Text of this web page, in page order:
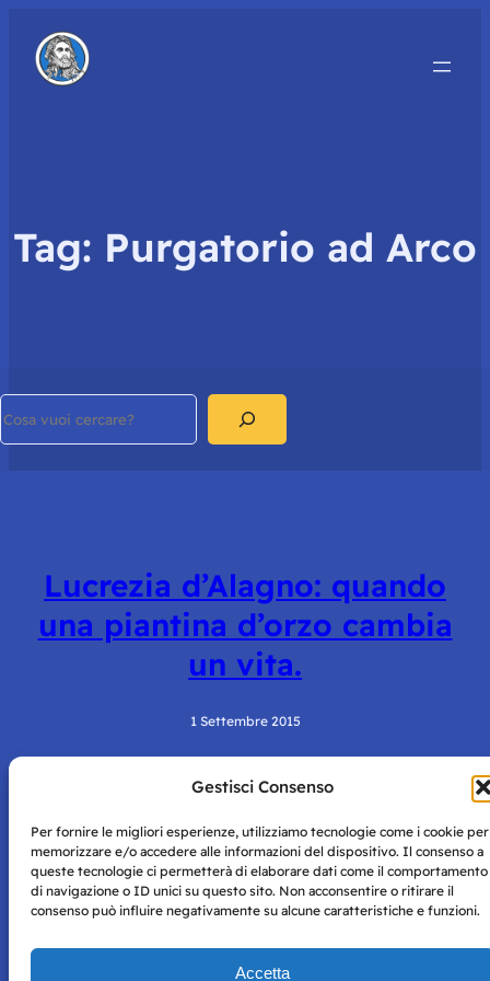
Gestisci Consenso
Per fornire le migliori esperienze, utilizziamo tecnologie come i cookie per
memorizzare e/o accedere alle informazioni del dispositivo. Il consenso a
queste tecnologie ci permetterà di elaborare dati come il comportamento
di navigazione o ID unici su questo sito. Non acconsentire o ritirare il
consenso può influire negativamente su alcune caratteristiche e funzioni.
Accetta
Tag: Purgatorio ad Arco
Lucrezia d’Alagno: quando
una piantina d’orzo cambia
un vita.
1 Settembre 2015
Napoli con autorizzazione numero 38 del 25/9/2019.
Tutte le immagini e i contenuti su questo sito sono forniti